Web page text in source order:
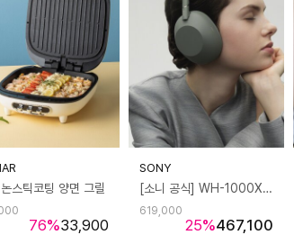
스틱코팅 양면 그릴
76%33,900
SONY
[소니 공식] WH-1000XM6 노이즈캔슬링 헤드폰 (+정품등록 프로모션)
25%
619,000
467,100